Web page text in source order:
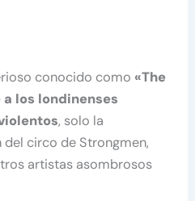
conocido como «The
los londinenses
, solo la
circo de Strongmen,
artistas asombrosos